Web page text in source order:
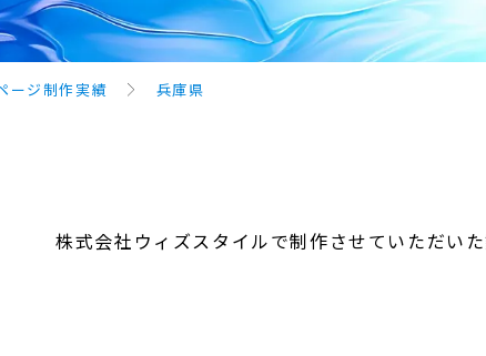
ージ制作実績 兵庫県
株式会社ウィズスタイルで制作させていただい